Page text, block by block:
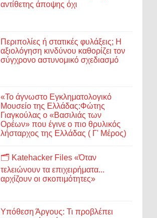
αντίθετης άποψης όχι
Περιπολίες ή στατικές φυλάξεις; Η
αξιολόγηση κινδύνου καθορίζει τον
σύγχρονο αστυνομικό σχεδιασμό
«Το άγνωστο Εγκληματολογικό
Μουσείο της Ελλάδας:Φώτης
Γιαγκούλας ο «Βασιλιάς των
Ορέων» που έγινε ο πιο θρυλικός
λήσταρχος της Ελλάδας ( Γ' Μέρος)
🗂️ Katehacker Files «Όταν
τελειώνουν τα επιχειρήματα...
αρχίζουν οι σκοπιμότητες»
Υπόθεση Άργους: Τι προβλέπει